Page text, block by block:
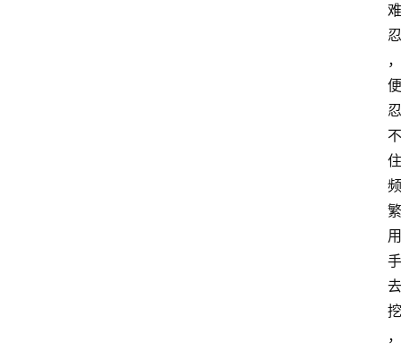
难
忍
，
便
忍
不
住
频
繁
用
手
去
挖
，